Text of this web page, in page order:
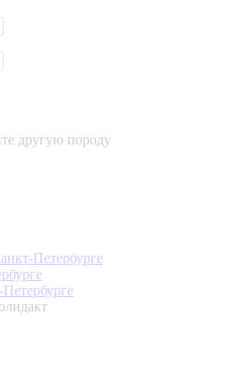
другую породу
Петербурге